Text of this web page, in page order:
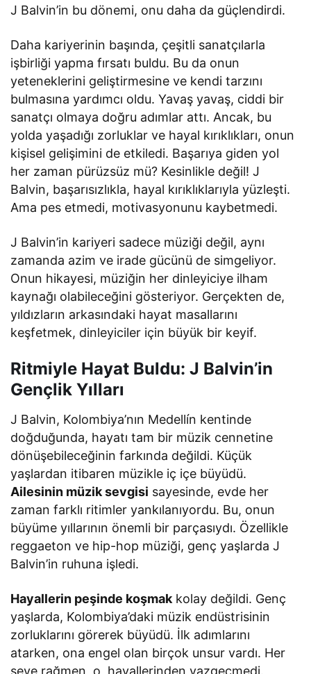
J Balvin’in bu dönemi, onu daha da güçlendirdi.
Daha kariyerinin başında, çeşitli sanatçılarla
işbirliği yapma fırsatı buldu. Bu da onun
yeteneklerini geliştirmesine ve kendi tarzını
bulmasına yardımcı oldu. Yavaş yavaş, ciddi bir
sanatçı olmaya doğru adımlar attı. Ancak, bu
yolda yaşadığı zorluklar ve hayal kırıklıkları, onun
kişisel gelişimini de etkiledi. Başarıya giden yol
her zaman pürüzsüz mü? Kesinlikle değil! J
Balvin, başarısızlıkla, hayal kırıklıklarıyla yüzleşti.
Ama pes etmedi, motivasyonunu kaybetmedi.
J Balvin’in kariyeri sadece müziği değil, aynı
zamanda azim ve irade gücünü de simgeliyor.
Onun hikayesi, müziğin her dinleyiciye ilham
kaynağı olabileceğini gösteriyor. Gerçekten de,
yıldızların arkasındaki hayat masallarını
keşfetmek, dinleyiciler için büyük bir keyif.
Ritmiyle Hayat Buldu: J Balvin’in
Gençlik Yılları
J Balvin, Kolombiya’nın Medellín kentinde
doğduğunda, hayatı tam bir müzik cennetine
dönüşebileceğinin farkında değildi. Küçük
yaşlardan itibaren müzikle iç içe büyüdü.
Ailesinin müzik sevgisi sayesinde, evde her
zaman farklı ritimler yankılanıyordu. Bu, onun
büyüme yıllarının önemli bir parçasıydı. Özellikle
reggaeton ve hip-hop müziği, genç yaşlarda J
Balvin’in ruhuna işledi.
Hayallerin peşinde koşmak kolay değildi. Genç
yaşlarda, Kolombiya’daki müzik endüstrisinin
zorluklarını görerek büyüdü. İlk adımlarını
atarken, ona engel olan birçok unsur vardı. Her
şeye rağmen, o, hayallerinden vazgeçmedi.